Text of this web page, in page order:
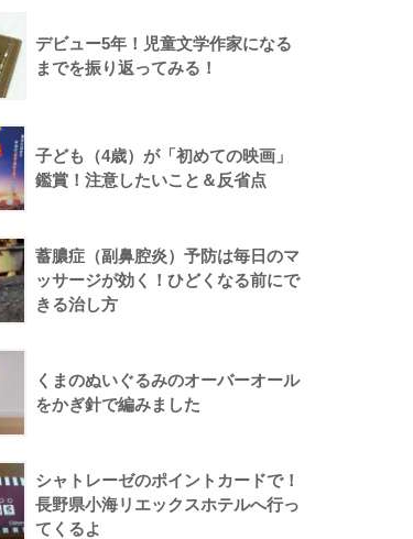
デビュー5年！児童文学作家になる
までを振り返ってみる！
子ども（4歳）が「初めての映画」
鑑賞！注意したいこと＆反省点
蓄膿症（副鼻腔炎）予防は毎日のマ
ッサージが効く！ひどくなる前にで
きる治し方
くまのぬいぐるみのオーバーオール
をかぎ針で編みました
シャトレーゼのポイントカードで！
長野県小海リエックスホテルへ行っ
てくるよ